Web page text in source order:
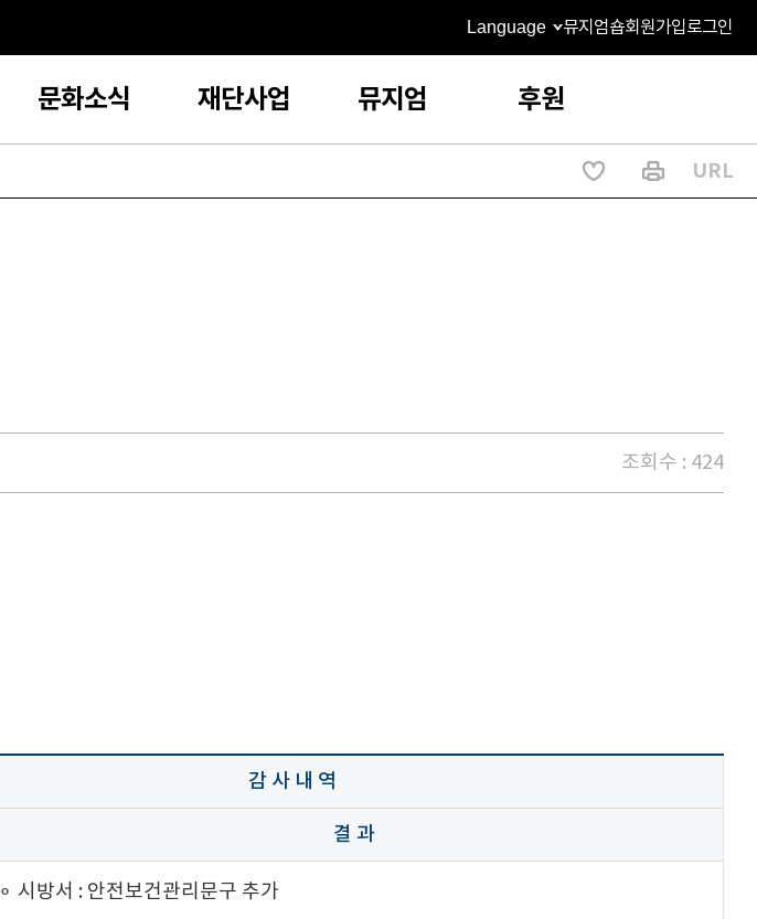
Language 뮤지엄숍회원가입로그인
문화소식 재단사업 뮤지엄 후원
URL
조회수 : 424
감 사 내 역
결 과
⚬ 시방서 : 안전보건관리문구 추가